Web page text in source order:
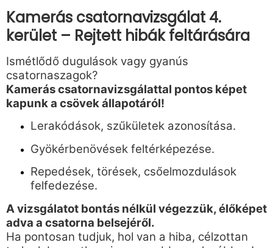
Kamerás csatornavizsgálat 4.
kerület – Rejtett hibák feltárására
Ismétlődő dugulások vagy gyanús
csatornaszagok?
Kamerás csatornavizsgálattal pontos képet
kapunk a csövek állapotáról!
Lerakódások, szűkületek azonosítása.
Gyökérbenövések feltérképezése.
Repedések, törések, csőelmozdulások
felfedezése.
A vizsgálatot bontás nélkül végezzük, élőképet
adva a csatorna belsejéről.
Ha pontosan tudjuk, hol van a hiba, célzottan